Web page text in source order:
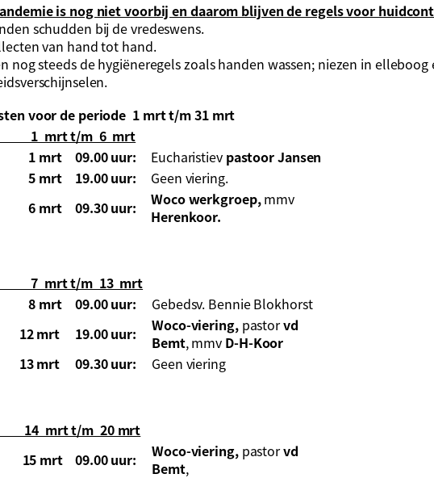
is nog niet voorbij en daarom blijven de regels voor
schudden bij de vredeswens.
van hand tot hand.
nog steeds de hygiëneregels zoals handen wassen; niezen in
voor de periode 1 mrt t/m 31 mrt
1 mrt t/m 6 mrt
1 mrt 09.00 uur: Eucharistiev pastoor Jansen
5 mrt 19.00 uur:
Geen viering.
6 mrt 09.30 uur: Woco werkgroep,mmv
Herenkoor.
7 mrt t/m 13 mrt
8 mrt 09.00 uur:
Gebedsv. Bennie Blokhorst
12 mrt 19.00 uur: Woco-viering, pastorvd
Bemt, mmv D-H-Koor
13 mrt 09.30 uur: Geen viering
14 mrt t/m 20 mrt
15 mrt 09.00 uur: Woco-viering, pastorvd
Bemt,